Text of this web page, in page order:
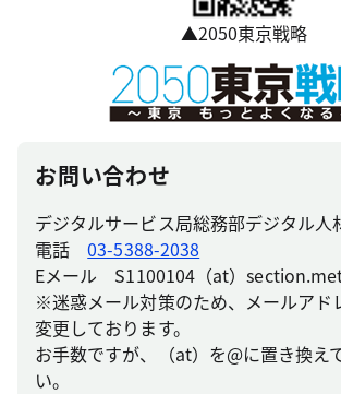
▲2050東京戦略
お問い合わせ
デジタルサービス局総務部デジタル人
電話03-5388-2038
Eメール S1100104（at）
※迷惑メール対策のため、メールアド
変更しております。
お手数ですが、（at）を@に置き換え
い。